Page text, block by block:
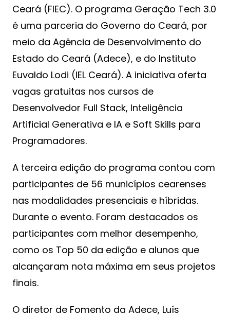
Ceará (FIEC). O programa Geração Tech 3.0
é uma parceria do Governo do Ceará, por
meio da Agência de Desenvolvimento do
Estado do Ceará (Adece), e do Instituto
Euvaldo Lodi (IEL Ceará). A iniciativa oferta
vagas gratuitas nos cursos de
Desenvolvedor Full Stack, Inteligência
Artificial Generativa e IA e Soft Skills para
Programadores.
A terceira edição do programa contou com
participantes de 56 municípios cearenses
nas modalidades presenciais e híbridas.
Durante o evento. Foram destacados os
participantes com melhor desempenho,
como os Top 50 da edição e alunos que
alcançaram nota máxima em seus projetos
finais.
O diretor de Fomento da Adece, Luís